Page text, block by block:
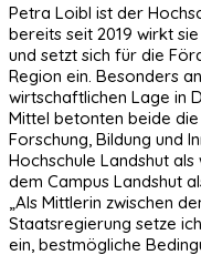
Petra Loibl ist der
bereits seit 2019 wirkt
und setzt sich für die
Region ein. Besonders
wirtschaftlichen Lage in
Mittel betonten beide
Forschung, Bildung und
Hochschule Landshut
dem Campus Landshut
„Als Mittlerin zwischen
Staatsregierung setze
ein, bestmögliche